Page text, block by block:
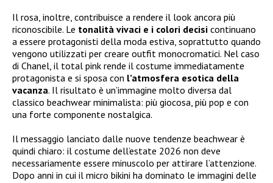
Il rosa, inoltre, contribuisce a rendere il look ancora più
riconoscibile. Le tonalità vivaci e i colori decisi continuano
a essere protagonisti della moda estiva, soprattutto quando
vengono utilizzati per creare outfit monocromatici. Nel caso
di Chanel, il total pink rende il costume immediatamente
protagonista e si sposa con l’atmosfera esotica della
vacanza. Il risultato è un’immagine molto diversa dal
classico beachwear minimalista: più giocosa, più pop e con
una forte componente nostalgica.
Il messaggio lanciato dalle nuove tendenze beachwear è
quindi chiaro: il costume dell’estate 2026 non deve
necessariamente essere minuscolo per attirare l’attenzione.
Dopo anni in cui il micro bikini ha dominato le immagini delle